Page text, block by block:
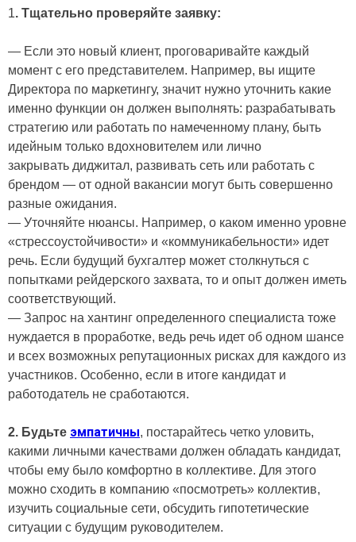
1. Тщательно проверяйте заявку:
— Если это новый клиент, проговаривайте каждый
момент с его представителем. Например, вы ищите
Директора по маркетингу, значит нужно уточнить какие
именно функции он должен выполнять: разрабатывать
стратегию или работать по намеченному плану, быть
идейным только вдохновителем или лично
закрывать диджитал, развивать сеть или работать с
брендом — от одной вакансии могут быть совершенно
разные ожидания.
— Уточняйте нюансы. Например, о каком именно уровне
«стрессоустойчивости» и «коммуникабельности» идет
речь. Если будущий бухгалтер может столкнуться с
попытками рейдерского захвата, то и опыт должен иметь
соответствующий.
— Запрос на хантинг определенного специалиста тоже
нуждается в проработке, ведь речь идет об одном шансе
и всех возможных репутационных рисках для каждого из
участников. Особенно, если в итоге кандидат и
работодатель не сработаются.
2. Будьте эмпатичны, постарайтесь четко уловить,
какими личными качествами должен обладать кандидат,
чтобы ему было комфортно в коллективе. Для этого
можно сходить в компанию «посмотреть» коллектив,
изучить социальные сети, обсудить гипотетические
ситуации с будущим руководителем.